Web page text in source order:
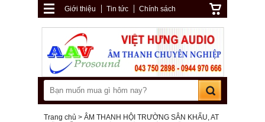
Giới thiệu Tin tức Chính sách
Trang chủ
ÂM THANH HỘI TRƯỜNG SÂN KHẤU, AT